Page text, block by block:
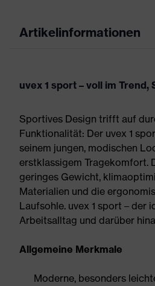
Artikelinformationen
uvex 1 sport – voll im
Sportives Design trifft auf
Funktionalität: Der uvex 1
seinem jungen, modischen
erstklassigem Tragekomfort.
geringes Gewicht,
Materialien und die
Laufsohle. uvex 1 sport – der
Arbeitsalltag und darüber
Allgemeine Merkmale
Moderne, besonders